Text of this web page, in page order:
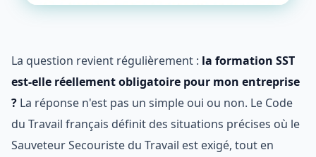
La question revient régulièrement : la formation SST
est-elle réellement obligatoire pour mon entreprise
? La réponse n'est pas un simple oui ou non. Le Code
du Travail français définit des situations précises où le
Sauveteur Secouriste du Travail est exigé, tout en